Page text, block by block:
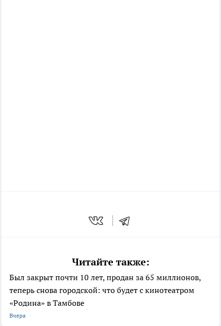
Читайте также:
Был закрыт почти 10 лет, продан за 65 миллионов,
теперь снова городской: что будет с кинотеатром
«Родина» в Тамбове
Вчера